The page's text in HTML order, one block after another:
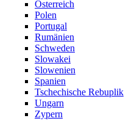
Österreich
Polen
Portugal
Rumänien
Schweden
Slowakei
Slowenien
Spanien
Tschechische Rebuplik
Ungarn
Zypern